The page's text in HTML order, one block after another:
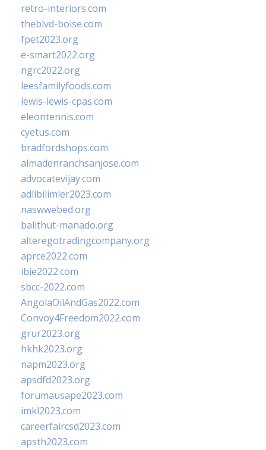
retro-interiors.com
theblvd-boise.com
fpet2023.org
e-smart2022.org
ngrc2022.org
leesfamilyfoods.com
lewis-lewis-cpas.com
eleontennis.com
cyetus.com
bradfordshops.com
almadenranchsanjose.com
advocatevijay.com
adlibilimler2023.com
naswwebed.org
balithut-manado.org
alteregotradingcompany.org
aprce2022.com
ibie2022.com
sbcc-2022.com
AngolaOilAndGas2022.com
Convoy4Freedom2022.com
grur2023.org
hkhk2023.org
napm2023.org
apsdfd2023.org
forumausape2023.com
imkl2023.com
careerfaircsd2023.com
apsth2023.com